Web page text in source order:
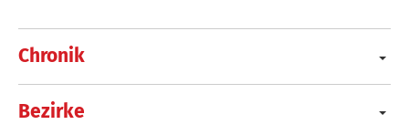
Chronik
Bezirke